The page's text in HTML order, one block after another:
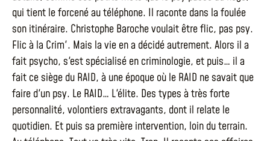
qui tient le forcené au téléphone. Il raconte dans la foulée
son itinéraire. Christophe Baroche voulait être flic, pas psy.
Flic à la Crim'. Mais la vie en a décidé autrement. Alors il a
fait psycho, s'est spécialisé en criminologie, et puis… il a
fait ce siège du RAID, à une époque où le RAID ne savait que
faire d'un psy. Le RAID… L'élite. Des types à très forte
personnalité, volontiers extravagants, dont il relate le
quotidien. Et puis sa première intervention, loin du terrain.